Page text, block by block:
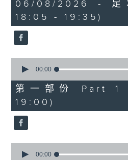
hour,
24
minutes,
59
seconds
06/08/2026 - 足
18:05 - 19:35)
seconds
55
minutes,
0
seconds
00:00
第一部份 Part 1
19:00)
seconds
00:00